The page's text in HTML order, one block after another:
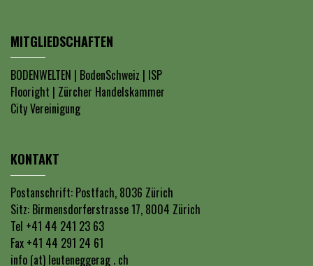
MITGLIEDSCHAFTEN
BODENWELTEN | BodenSchweiz | ISP
Flooright | Zürcher Handelskammer
City Vereinigung
KONTAKT
Postanschrift: Postfach, 8036 Zürich
Sitz: Birmensdorferstrasse 17, 8004 Zürich
Tel +41 44 241 23 63
Fax +41 44 291 24 61
info (at) leuteneggerag . ch